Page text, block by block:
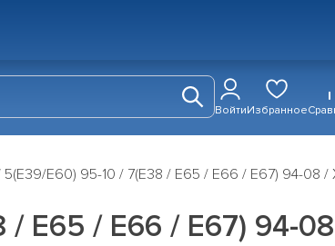
ВойтиИзбранное
5(E39/E60) 95-10 / 7(E38 / E65 / E66 / E67) 94-08 /
/ E65 / E66 / E67) 94-